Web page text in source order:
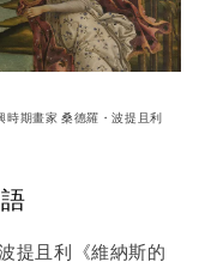
時期畫家 桑德羅・波提且利
提且利《維納斯的